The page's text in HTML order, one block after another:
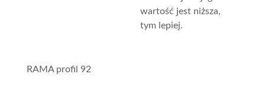
wartość jest niższa,
tym lepiej.
RAMA profil 92